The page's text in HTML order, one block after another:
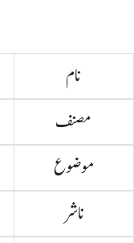
نام
مصنف
موضوع
ناشر